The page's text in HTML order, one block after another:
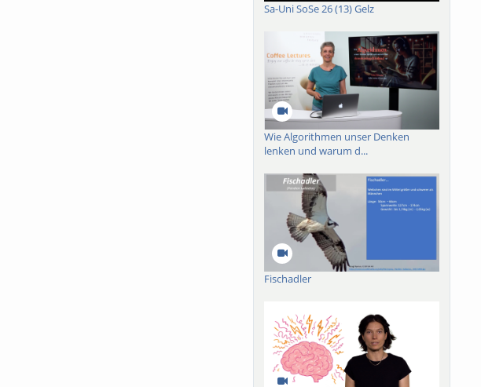
Sa-Uni SoSe 26 (13) Gelz
Wie Algorithmen unser Denken
lenken und warum d...
Fischadler